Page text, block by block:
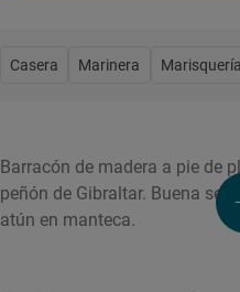
Casera Marinera Marisquería
Barracón de madera a pie de
peñón de Gibraltar. Buena
atún en manteca.